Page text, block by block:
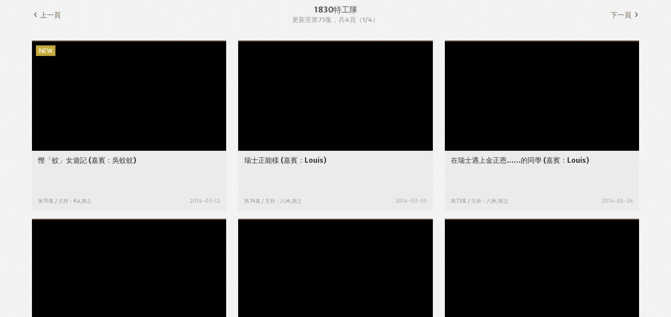
上一頁 下一頁
1830特工隊
更新至第75集 ，共4頁 （1/4）
慳「蚊」女遊記 (嘉賓：吳蚊蚊)
第75集 / 主持：Ka,狼之 2014-03-12
瑞士正能樣 (嘉賓：Louis)
第74集 / 主持：八神,狼之 2014-03-05
在瑞士遇上金正恩……的同學(嘉賓：Louis)
第73集 / 主持：八神,狼之 2014-02-26